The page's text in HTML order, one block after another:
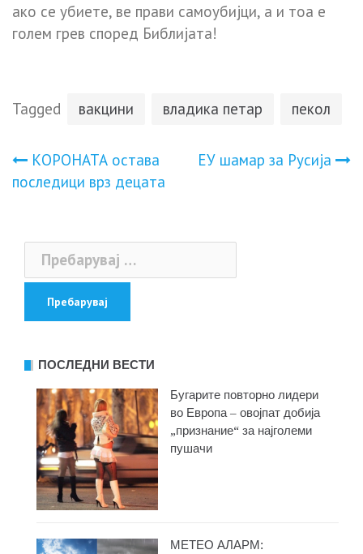
ако се убиете, ве прави самоубијци, а и тоа е
голем грев според Библијата!
Tagged вакцини владика петар пекол
Навигација
напис
КOPOНАТА ocтава
пocледици врз децата
EУ шaмap за Pycија
Пребарувај
за:
ПОСЛЕДНИ ВЕСТИ
Бугарите повторно лидери
во Европа – овојпат добија
„признание“ за најголеми
пушачи
МЕТЕО АЛАРМ: